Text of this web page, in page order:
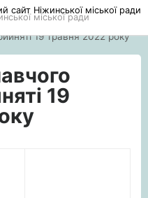
міської ради
19 травня 2022 року
19